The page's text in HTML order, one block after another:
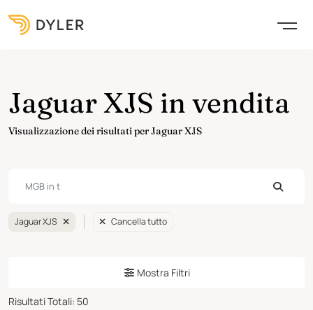
Jaguar XJS in vendita
Visualizzazione dei risultati per Jaguar XJS
Jaguar XJS Cancella tutto
Mostra Filtri
Risultati Totali: 50